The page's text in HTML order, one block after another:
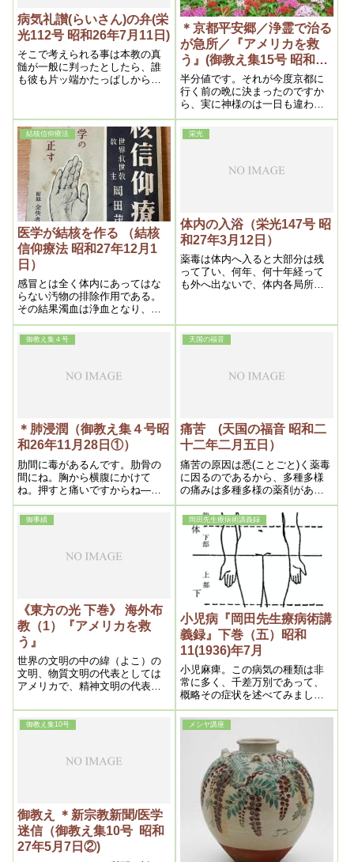
れない程の事実である
病気礼讃(らいさん)の弁(栄
光112号 昭和26年7月11日)
そこで考えられる事は本教の真
髄が一般に判ったとしたら、誰
も彼も片ッ端かたっぱしから入
のは太鼓判を捺しても間違いあ
るまい、そうなった暁こそ、本
教のモットーである病貧争絶無
の世界じゃない、日本が如実に
実現するであろうし、それを見
た世界各国の人達はこりゃ大変
だと、みんな揃って入信する事
になるであろうから、ここに到
って愈々いよいよ地上天国出現
の運びとな
＊京都平安郷／浄霊で治る
が急所／『アメリカを救
う』(御教え集15号 昭和27
年10月25日)
半分値です。それが今度京都に
行く前の晩に決まったのですか
ら、実に神様のは一日も違わな
いわけです。
結核信仰療法
医学が結核を作る （結核
信仰療法 昭和27年12月1
日）
感冒とは全く体内にあってはな
らない汚物の排除作用である。
その結果濁血は浄血となり、健
康は増すのであるから、感冒と
は実に貴重な生理作用であっ
て、神が人間の健康保持の為、
余りにも明かである。
栄光
体内の入浴（栄光147号 昭
和27年3月12日）
薬毒は体内へ入ると大部分は残
って了い、何年、何十年経って
も外へ出ないで、体内各局所に
あるから、其儘放ってをけば必
ず治るものを、態々わざわざ薬
で拗こじらし余病を作ったり、
御教え集４号
＊肺浸潤（御教え集４号昭
和26年11月28日①）
肋間に毒があるんです。肋骨の
間にね。胸から横腹にかけて
ね。押すと痛いですからね――
直きに分ります。それから出る
んですね。肺浸潤と言うのは、
非常に良いんですよ。あんな結
う処の毒が溶けて、痰になって
天国の福音
痛苦 (天国の福音 昭和二
十二年二月五日）
痛苦の原因は悉(ことごと)く薬毒
に因るのであるから、多種多様
の痛みは多種多様の薬剤がある
からである。 本医術に依る時、
痛苦は速かに治癒する。特に瘭
疽(ひょうそ)、脱疽等の如き激痛
と雖も一回乃至三回位にて無痛
となり、患者は驚喜するのであ
御事績
《東方の光 下巻》 海外布
教（1）『アメリカを救
う』
世界の文明の中の緯（よこ）の
文明、物質文明の代表としては
アメリカで、精神文明の代表者
文明の親玉がアメリカで、経
（たて）の文明の親玉が日本
とアメリカと日本の文明を結ぶ
岡田先生療病術講義録
小児病『岡田先生療病術講
義録』下巻（五）昭和
11(1936)年7月
小児麻痺。この病気の種類は非
常に多く、千差万別であって、
概略その症状を述べてみましょ
う。そうして大体、先天的と後
天的に分ける事が出来ます。
御教え集10号
御教え ＊新宗教新聞/医学
迷信（御教え集10号 昭和
27年5月7日②)
メシヤ講座